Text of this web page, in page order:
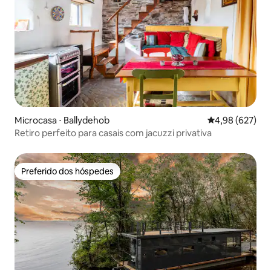
Microcasa ⋅ Ballydehob 4,98 de uma
4,98 (627)
Retiro perfeito para casais com jacuzzi privativa
Preferido dos hóspedes
Preferido dos hóspedes